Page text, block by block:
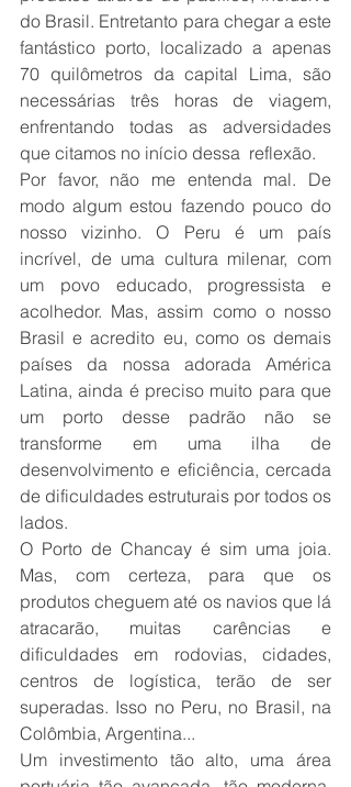
do Brasil. Entretanto para chegar a este
fantástico porto, localizado a apenas
70 quilômetros da capital Lima, são
necessárias três horas de viagem,
enfrentando todas as adversidades
que citamos no início dessa  reflexão.
Por favor, não me entenda mal. De
modo algum estou fazendo pouco do
nosso vizinho. O Peru é um país
incrível, de uma cultura milenar, com
um povo educado, progressista e
acolhedor. Mas, assim como o nosso
Brasil e acredito eu, como os demais
países da nossa adorada América
Latina, ainda é preciso muito para que
um porto desse padrão não se
transforme em uma ilha de
desenvolvimento e eficiência, cercada
de dificuldades estruturais por todos os
lados.
O Porto de Chancay é sim uma joia.
Mas, com certeza, para que os
produtos cheguem até os navios que lá
atracarão, muitas carências e
dificuldades em rodovias, cidades,
centros de logística, terão de ser
superadas. Isso no Peru, no Brasil, na
Colômbia, Argentina...
Um investimento tão alto, uma área